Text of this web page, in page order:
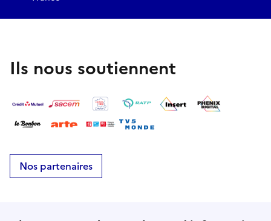
Ils nous soutiennent
Nos partenaires